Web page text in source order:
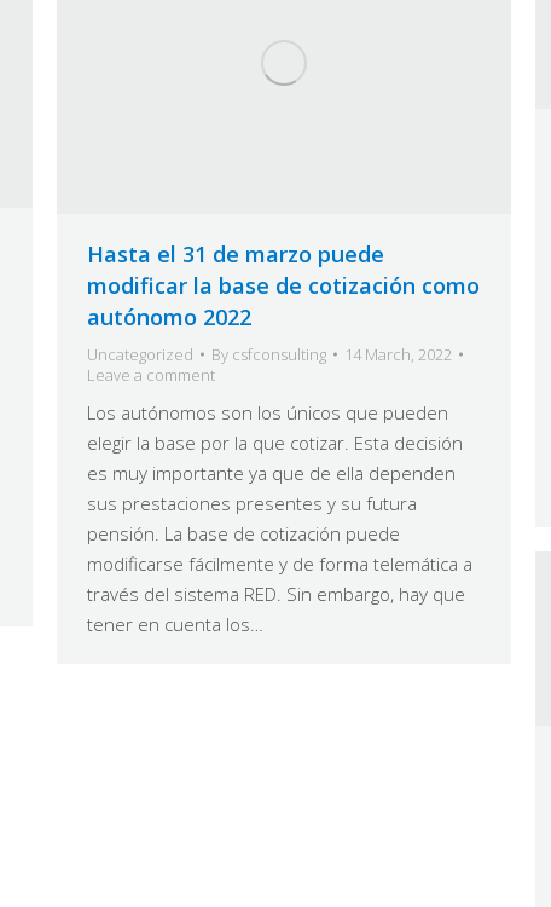
Hasta el 31 de marzo puede
modificar la base de cotización como
autónomo 2022
Uncategorized By csfconsulting
14 March, 2022
Leave a comment
Los autónomos son los únicos que pueden
elegir la base por la que cotizar. Esta decisión
es muy importante ya que de ella dependen
sus prestaciones presentes y su futura
pensión. La base de cotización puede
modificarse fácilmente y de forma telemática a
través del sistema RED. Sin embargo, hay que
tener en cuenta los…